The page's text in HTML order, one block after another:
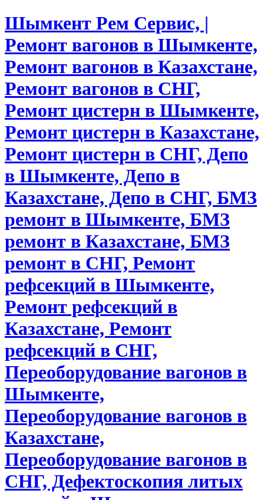
Шымкент Рем Сервис, |
Ремонт вагонов в Шымкенте,
Ремонт вагонов в Казахстане,
Ремонт вагонов в СНГ,
Ремонт цистерн в Шымкенте,
Ремонт цистерн в Казахстане,
Ремонт цистерн в СНГ, Депо
в Шымкенте, Депо в
Казахстане, Депо в СНГ, БМЗ
ремонт в Шымкенте, БМЗ
ремонт в Казахстане, БМЗ
ремонт в СНГ, Ремонт
рефсекций в Шымкенте,
Ремонт рефсекций в
Казахстане, Ремонт
рефсекций в СНГ,
Переоборудование вагонов в
Шымкенте,
Переоборудование вагонов в
Казахстане,
Переоборудование вагонов в
СНГ, Дефектоскопия литых